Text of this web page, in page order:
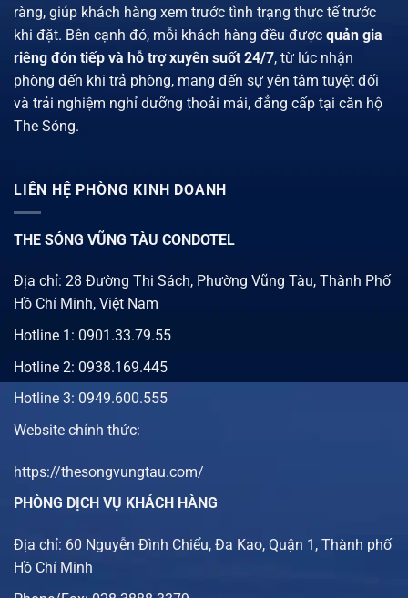
ràng, giúp khách hàng xem trước tình trạng thực tế trước
khi đặt. Bên cạnh đó, mỗi khách hàng đều được quản gia
riêng đón tiếp và hỗ trợ xuyên suốt 24/7, từ lúc nhận
phòng đến khi trả phòng, mang đến sự yên tâm tuyệt đối
và trải nghiệm nghỉ dưỡng thoải mái, đẳng cấp tại căn hộ
The Sóng.
LIÊN HỆ PHÒNG KINH DOANH
THE SÓNG VŨNG TÀU CONDOTEL
Địa chỉ: 28 Đường Thi Sách, Phường Vũng Tàu, Thành Phố
Hồ Chí Minh, Việt Nam
Hotline 1: 0901.33.79.55
Hotline 2: 0938.169.445
Hotline 3: 0949.600.555
Website chính thức:
https://thesongvungtau.com/
PHÒNG DỊCH VỤ KHÁCH HÀNG
Địa chỉ: 60 Nguyễn Đình Chiểu, Đa Kao, Quận 1, Thành phố
Hồ Chí Minh